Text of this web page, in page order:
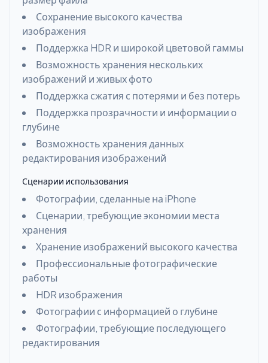
Сохранение высокого качества
изображения
Поддержка HDR и широкой цветовой гаммы
Возможность хранения нескольких
изображений и живых фото
Поддержка сжатия с потерями и без потерь
Поддержка прозрачности и информации о
глубине
Возможность хранения данных
редактирования изображений
Сценарии использования
Фотографии, сделанные на iPhone
Сценарии, требующие экономии места
хранения
Хранение изображений высокого качества
Профессиональные фотографические
работы
HDR изображения
Фотографии с информацией о глубине
Фотографии, требующие последующего
редактирования